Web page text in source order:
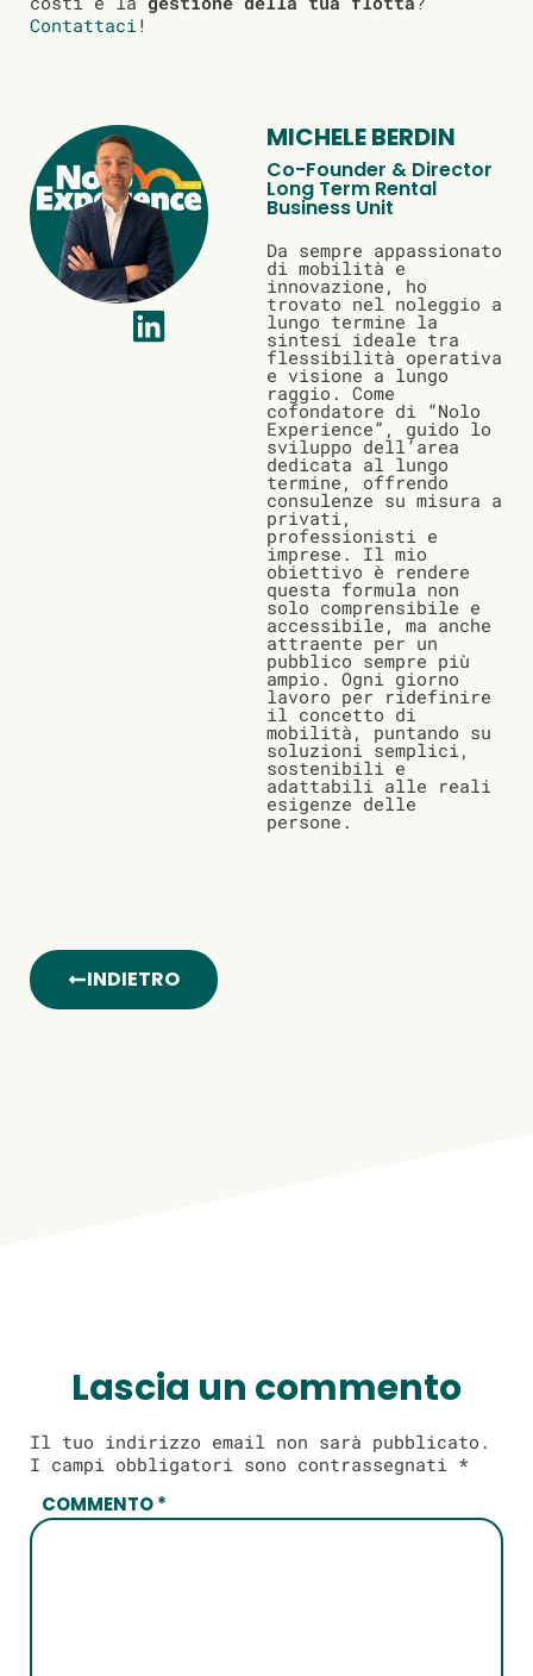
Contattaci!
MICHELE BERDIN
Co-Founder & Director
Long Term Rental
Business Unit
Da sempre appassionato
di mobilità e
innovazione, ho
trovato nel noleggio a
lungo termine la
sintesi ideale tra
flessibilità operativa
e visione a lungo
raggio. Come
cofondatore di “Nolo
Experience”, guido lo
sviluppo dell’area
dedicata al lungo
termine, offrendo
consulenze su misura a
privati,
professionisti e
imprese. Il mio
obiettivo è rendere
questa formula non
solo comprensibile e
accessibile, ma anche
attraente per un
pubblico sempre più
ampio. Ogni giorno
lavoro per ridefinire
il concetto di
mobilità, puntando su
soluzioni semplici,
sostenibili e
adattabili alle reali
esigenze delle
persone.
INDIETRO
Lascia un commento
Il tuo indirizzo email non sarà pubblicato.
I campi obbligatori sono contrassegnati *
COMMENTO*